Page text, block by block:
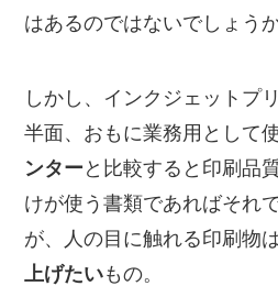
はあるのではないでしょうか
しかし、インクジェットプ
半面、おもに業務用として
ンター と比較すると印刷品
けが使う書類であればそれ
が、人の目に触れる印刷物
上げたいもの。